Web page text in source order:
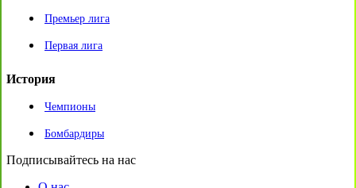
Премьер лига
Первая лига
История
Чемпионы
Бомбардиры
Подписывайтесь на нас